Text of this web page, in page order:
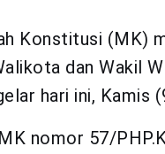
Konstitusi (MK)
dan Wakil
hari ini, Kamis
nomor 57/